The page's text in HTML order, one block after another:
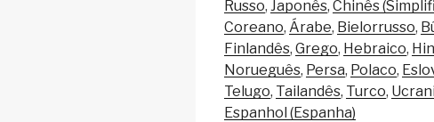
Li
n
k
b
o
o
k
A
p
p
Russo Japonês Chinês
Coreano Árabe Bielorrusso
Finlandês Grego Hebraico
Norueguês Persa Polaco
Telugo Tailandês Turco
Espanhol (Espanha)